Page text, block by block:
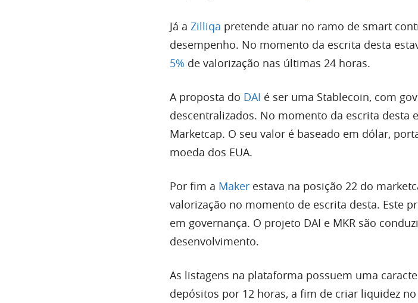
Já a Zilliqa pretende atuar no ramo de smart
desempenho. No momento da escrita desta
5% de valorização nas últimas 24 horas.
A proposta do DAI é ser uma Stablecoin, com
descentralizados. No momento da escrita desta
Marketcap. O seu valor é baseado em dólar,
moeda dos EUA.
Por fim a Maker estava na posição 22 do
valorização no momento de escrita desta. Este
em governança. O projeto DAI e MKR são
desenvolvimento.
As listagens na plataforma possuem uma
depósitos por 12 horas, a fim de criar liquidez